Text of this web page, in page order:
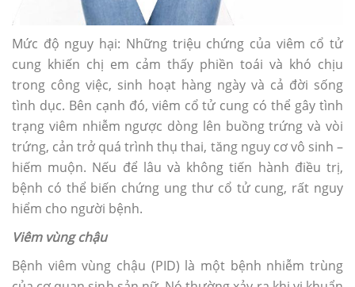
Mức độ nguy hại: Những triệu chứng của viêm cổ tử
cung khiến chị em cảm thấy phiền toái và khó chịu
trong công việc, sinh hoạt hàng ngày và cả đời sống
tình dục. Bên cạnh đó, viêm cổ tử cung có thể gây tình
trạng viêm nhiễm ngược dòng lên buồng trứng và vòi
trứng, cản trở quá trình thụ thai, tăng nguy cơ vô sinh –
hiếm muộn. Nếu để lâu và không tiến hành điều trị,
bệnh có thể biến chứng ung thư cổ tử cung, rất nguy
hiểm cho người bệnh.
Viêm vùng chậu
Bệnh viêm vùng chậu (PID) là một bệnh nhiễm trùng